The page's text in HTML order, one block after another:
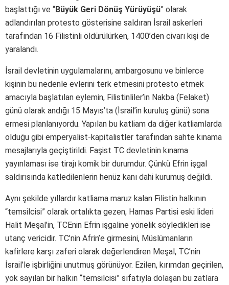
başlattığı ve “Büyük Geri Dönüş Yürüyüşü” olarak
adlandırılan protesto gösterisine saldıran İsrail askerleri
tarafından 16 Filistinli öldürülürken, 1400’den civarı kişi de
yaralandı.
İsrail devletinin uygulamalarını, ambargosunu ve binlerce
kişinin bu nedenle evlerini terk etmesini protesto etmek
amacıyla başlatılan eylemin, Filistinliler’in Nakba (Felaket)
günü olarak andığı 15 Mayıs’ta (İsrail’in kuruluş günü) sona
ermesi planlanıyordu. Yapılan bu katliam da diğer katliamlarda
olduğu gibi emperyalist-kapitalistler tarafından sahte kınama
mesajlarıyla geçiştirildi. Faşist TC devletinin kınama
yayınlaması ise tirajı komik bir durumdur. Çünkü Efrin işgal
saldırısında katledilenlerin henüz kanı dahi kurumuş değildi.
Aynı şekilde yıllardır katliama maruz kalan Filistin halkının
“temsilcisi” olarak ortalıkta gezen, Hamas Partisi eski lideri
Halit Meşal’in, TCEnin Efrin işgaline yönelik söyledikleri ise
utanç vericidir. TC’nin Afrin’e girmesini, Müslümanların
kafirlere karşı zaferi olarak değerlendiren Meşal, TC’nin
İsrail’le işbirliğini unutmuş görünüyor. Ezilen, kırımdan geçirilen,
yok sayılan bir halkın “temsilcisi” sıfatıyla dolaşan bu zatlara